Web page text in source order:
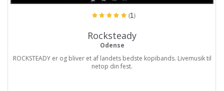
(1)
Rocksteady
Odense
ROCKSTEADY er og bliver et af landets bedste kopibands. Livemusik til
netop din fest.